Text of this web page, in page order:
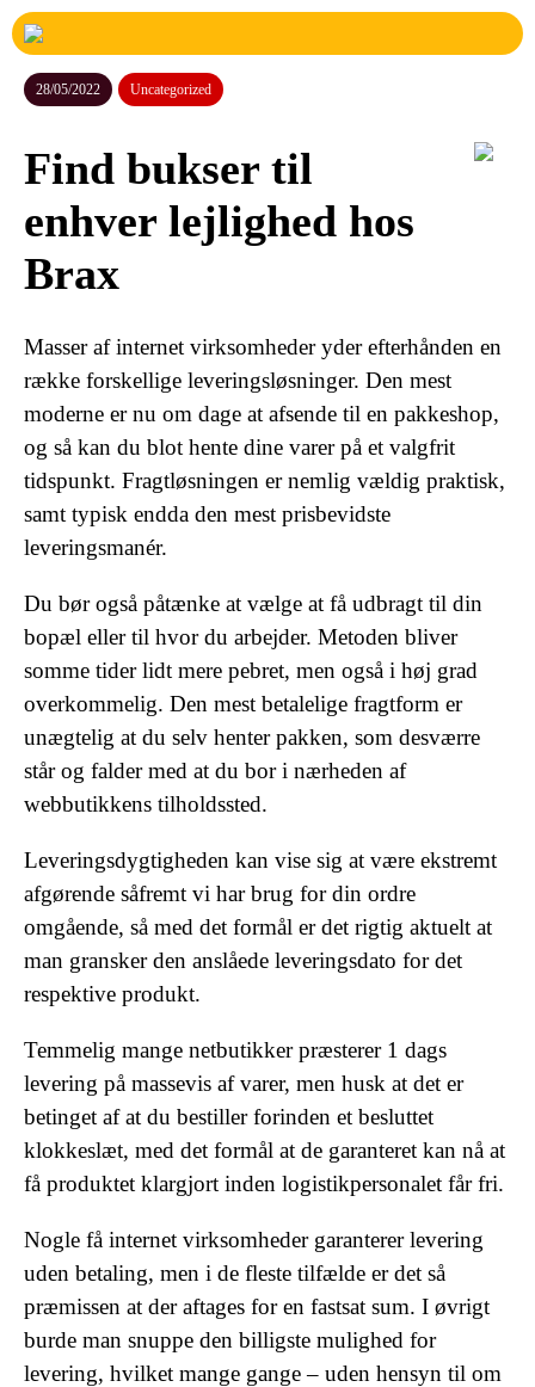
28/05/2022 Uncategorized
Find bukser til
enhver lejlighed hos
Brax
Masser af internet virksomheder yder efterhånden en
række forskellige leveringsløsninger. Den mest
moderne er nu om dage at afsende til en pakkeshop,
og så kan du blot hente dine varer på et valgfrit
tidspunkt. Fragtløsningen er nemlig vældig praktisk,
samt typisk endda den mest prisbevidste
leveringsmanér.
Du bør også påtænke at vælge at få udbragt til din
bopæl eller til hvor du arbejder. Metoden bliver
somme tider lidt mere pebret, men også i høj grad
overkommelig. Den mest betalelige fragtform er
unægtelig at du selv henter pakken, som desværre
står og falder med at du bor i nærheden af
webbutikkens tilholdssted.
Leveringsdygtigheden kan vise sig at være ekstremt
afgørende såfremt vi har brug for din ordre
omgående, så med det formål er det rigtig aktuelt at
man gransker den anslåede leveringsdato for det
respektive produkt.
Temmelig mange netbutikker præsterer 1 dags
levering på massevis af varer, men husk at det er
betinget af at du bestiller forinden et besluttet
klokkeslæt, med det formål at de garanteret kan nå at
få produktet klargjort inden logistikpersonalet får fri.
Nogle få internet virksomheder garanterer levering
uden betaling, men i de fleste tilfælde er det så
præmissen at der aftages for en fastsat sum. I øvrigt
burde man snuppe den billigste mulighed for
levering, hvilket mange gange – uden hensyn til om